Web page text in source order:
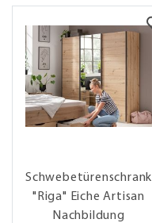
Schwebetürenschrank
"Riga" Eiche Artisan
Nachbildung